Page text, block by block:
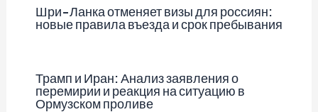
Шри-Ланка отменяет визы для россиян:
новые правила въезда и срок пребывания
Трамп и Иран: Анализ заявления о
перемирии и реакция на ситуацию в
Ормузском проливе